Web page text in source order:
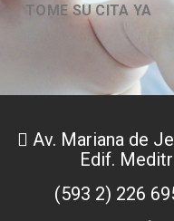
TOME SU CITA YA
Av. Mariana de
Edif.
(593 2) 226